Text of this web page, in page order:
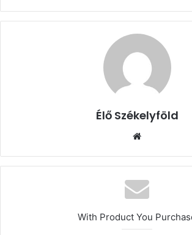
Élő Székelyföld
With Product You